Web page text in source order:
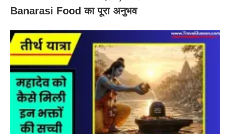
Banarasi Food का पूरा अनुभव